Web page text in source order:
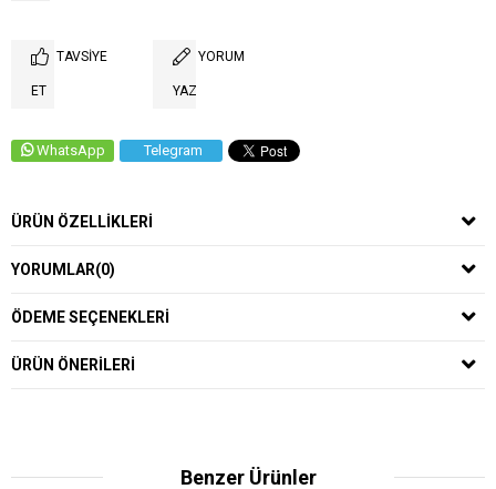
TAVSIYE
ET
YORUM
YAZ
WhatsApp Telegram
ÜRÜN ÖZELLIKLERI
YORUMLAR(0)
ÖDEME SEÇENEKLERI
ÜRÜN ÖNERILERI
Benzer Ürünler